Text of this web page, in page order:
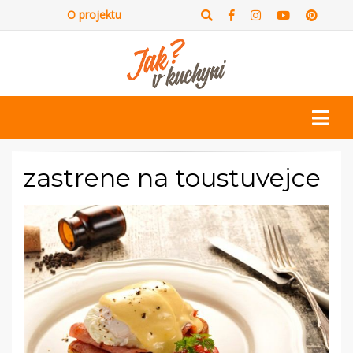
O projektu
zastrene na toustuvejce